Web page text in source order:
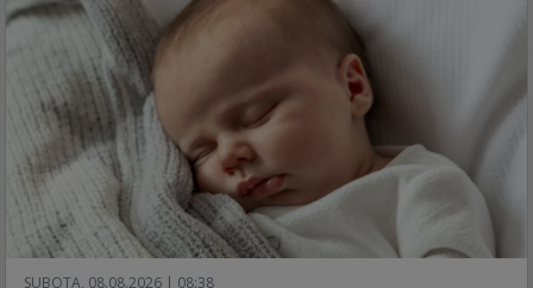
SUBOTA, 08.08.2026 | 08:38